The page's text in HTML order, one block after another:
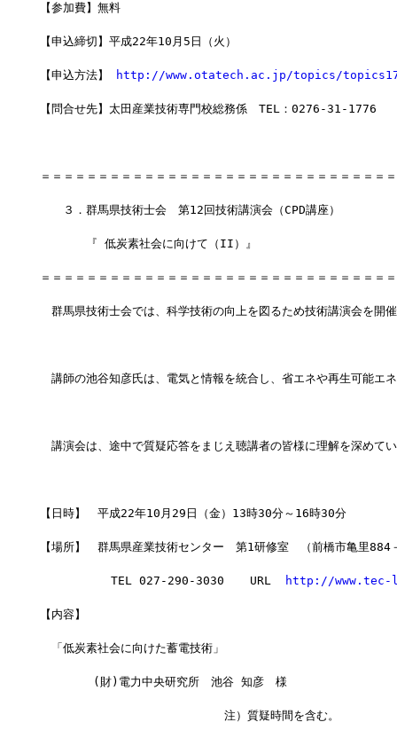
【参加費】無料
【申込締切】平成22年10月5日（火）
【申込方法】 http://www.otatech.ac.jp/topics/
【問合せ先】太田産業技術専門校総務係　TEL：0276-31-1776
＝＝＝＝＝＝＝＝＝＝＝＝＝＝＝＝＝＝＝＝＝＝＝＝＝＝＝＝＝＝
３．群馬県技術士会　第12回技術講演会（CPD講座）
『 低炭素社会に向けて（II）』
＝＝＝＝＝＝＝＝＝＝＝＝＝＝＝＝＝＝＝＝＝＝＝＝＝＝＝＝＝＝
群馬県技術士会では、科学技術の向上を図るため技術講演会を開
講師の池谷知彦氏は、電気と情報を統合し、省エネや再生可能エ
講演会は、途中で質疑応答をまじえ聴講者の皆様に理解を深めて
【日時】　平成22年10月29日（金）13時30分～16時30分
【場所】　群馬県産業技術センター　第1研修室　（前橋市亀里884
          TEL 027-290-3030　  URL
http://www.tec-
【内容】
「低炭素社会に向けた蓄電技術」
(財)電力中央研究所　池谷 知彦　様
                          注）質疑時間を含む。